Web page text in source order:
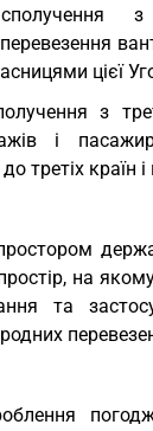
сполучення
цієї
з
і
третіх країн
на
та